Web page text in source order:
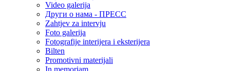
Video galerija
Други о нама - ПРЕСC
Zahtjev za intervju
Foto galerija
Fotografije interijera i eksterijera
Bilten
Promotivni materijali